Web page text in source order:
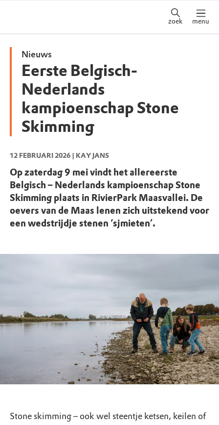
zoek menu
Nieuws
Eerste Belgisch-
Nederlands
kampioenschap Stone
Skimming
12 FEBRUARI 2026 | KAY JANS
Op zaterdag 9 mei vindt het allereerste
Belgisch – Nederlands kampioenschap Stone
Skimming plaats in RivierPark Maasvallei. De
oevers van de Maas lenen zich uitstekend voor
een wedstrijdje stenen ‘sjmieten’.
Stone skimming – ook wel steentje ketsen, keilen of